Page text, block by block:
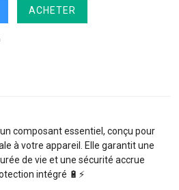
ACHETER
un composant essentiel, conçu pour
à votre appareil. Elle garantit une
de vie et une sécurité accrue
intégré 🔋⚡️